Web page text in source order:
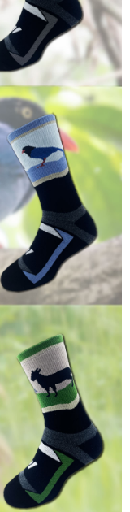
Ltd. (“Syarikat”),
atau perkhidmatan
daripada pembelian
peniaga kepada
mengikut
persetujuan
maklumat peribadi
kepada Syarikat bagi
data yang
berikut:
revert-
】
pengguna telefon
memohon lagi.
untuk syarikat
Gogo", selepas
ke proses
pilih bilangan
setelah
jumlah bayaran
seterusnya.
jika tidak pergi
boleh sehingga
akan berdasarkan
daripada NT$20.
disediakan oleh NP
pengguna. AFTEE
nama
penerima) untuk
Pengumpulan
yang lulus
tidak membuat
lewat sebanyak
umur dikehendaki
penjaga yang sah
jika anda
dan
bersetuju dengan data
dan digunakan
Kadar Penghantaran